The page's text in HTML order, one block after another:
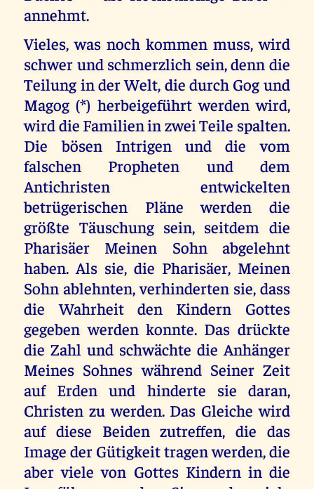
annehmt.
Vieles, was noch kommen muss, wird
schwer und schmerzlich sein, denn die
Teilung in der Welt, die durch Gog und
Magog (*) herbeigeführt werden wird,
wird die Familien in zwei Teile spalten.
Die bösen Intrigen und die vom
falschen Propheten und dem
Antichristen entwickelten
betrügerischen Pläne werden die
größte Täuschung sein, seitdem die
Pharisäer Meinen Sohn abgelehnt
haben. Als sie, die Pharisäer, Meinen
Sohn ablehnten, verhinderten sie, dass
die Wahrheit den Kindern Gottes
gegeben werden konnte. Das drückte
die Zahl und schwächte die Anhänger
Meines Sohnes während Seiner Zeit
auf Erden und hinderte sie daran,
Christen zu werden. Das Gleiche wird
auf diese Beiden zutreffen, die das
Image der Gütigkeit tragen werden, die
aber viele von Gottes Kindern in die